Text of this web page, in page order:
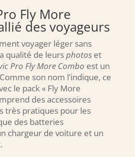
Fly More
des voyageurs
voyager léger sans
qualité de leursphotoset
Pro Fly More Combo est un
son nom l’indique, ce
le pack « Fly More
des accessoires
très pratiques pour les
des batteries
chargeur de voiture et un